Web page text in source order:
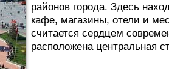
районов города. Здесь
кафе, магазины, отели и
считается сердцем
расположена центральная